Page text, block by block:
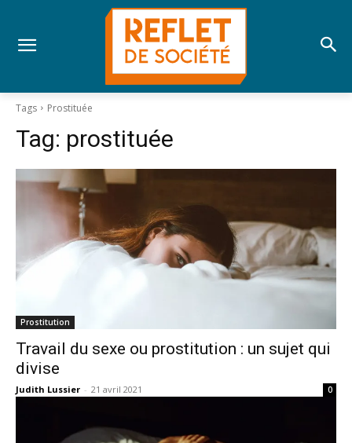
Tags Prostituée
Tag: prostituée
Prostitution
Travail du sexe ou prostitution : un sujet qui
divise
Judith Lussier - 21 avril 2021 0